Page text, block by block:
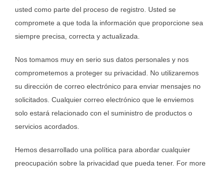
usted como parte del proceso de registro. Usted se
compromete a que toda la información que proporcione sea
siempre precisa, correcta y actualizada.
Nos tomamos muy en serio sus datos personales y nos
comprometemos a proteger su privacidad. No utilizaremos
su dirección de correo electrónico para enviar mensajes no
solicitados. Cualquier correo electrónico que le enviemos
solo estará relacionado con el suministro de productos o
servicios acordados.
Hemos desarrollado una política para abordar cualquier
preocupación sobre la privacidad que pueda tener. For more